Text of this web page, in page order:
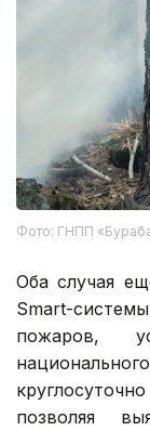
Фото: ГНПП
Оба случая
Smart-
пожаров,
позволяя